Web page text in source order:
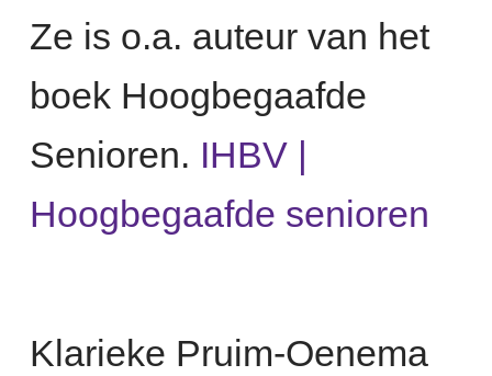
Ze is o.a. auteur van het
boek Hoogbegaafde
Senioren. IHBV |
Hoogbegaafde senioren
Klarieke Pruim-Oenema